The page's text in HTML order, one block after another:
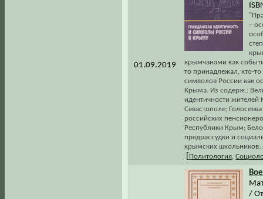
01.09.2019
–
крымчанами как
то принадлежал, кто-
символов России как
Крыма. Из содерж.:
идентичности
Севастополе;
российских
Республики Крым;
предрассудки и
крымских школьников:
Политология
/